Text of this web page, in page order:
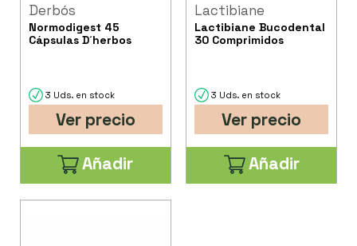
Derbós
Normodigest 45
Cápsulas D´herbos
3 Uds. en stock
Ver precio
Añadir
Lactibiane
Lactibiane Bucodental
30 Comprimidos
3 Uds. en stock
Ver precio
Añadir